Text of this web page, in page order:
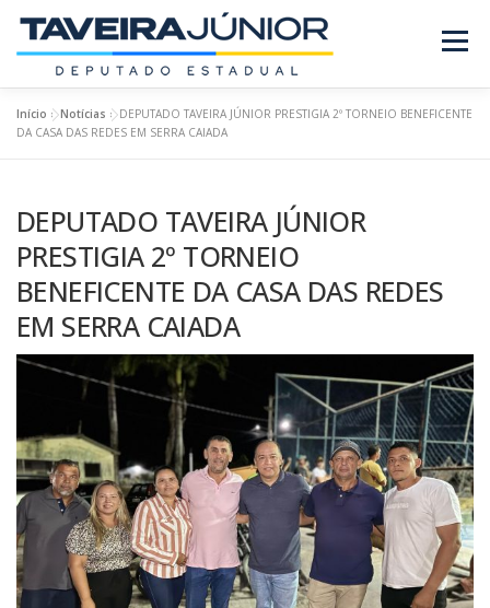
conteúdo
Menu
SOBRE O DEPUTADO
REQUERIMENTOS EMENDAS NOTÍCIAS
REVISTA
Início »Notícias »DEPUTADO TAVEIRA JÚNIOR PRESTIGIA 2º TORNEIO BENEFICENTE
DA CASA DAS REDES EM SERRA CAIADA
DEPUTADO TAVEIRA JÚNIOR
PRESTIGIA 2º TORNEIO
BENEFICENTE DA CASA DAS REDES
EM SERRA CAIADA